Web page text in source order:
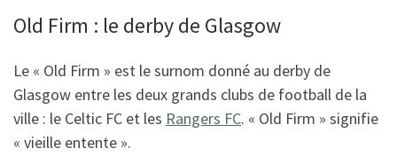
Old Firm : le derby de Glasgow
Le « Old Firm » est le surnom donné au derby de
Glasgow entre les deux grands clubs de football de la
ville : le Celtic FC et les Rangers FC. « Old Firm » signifie
« vieille entente ».